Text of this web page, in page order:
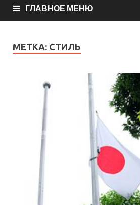
ГЛАВНОЕ МЕНЮ
МЕТКА: СТИЛЬ